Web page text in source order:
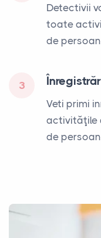
Detectivii
toate
de
3
Veti primi
activităţile
de